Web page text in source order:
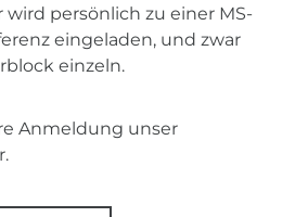
wird persönlich zu einer MS-
eingeladen, und zwar
einzeln.
Anmeldung unser